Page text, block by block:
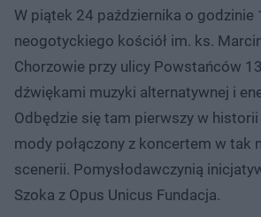
W piątek 24 października o godzinie
neogotyckiego kościół im. ks.
Chorzowie przy ulicy Powstańców
dźwiękami muzyki alternatywnej i
Odbędzie się tam pierwszy w
mody połączony z koncertem w tak
scenerii. Pomysłodawczynią
Szoka z Opus Unicus Fundacja.